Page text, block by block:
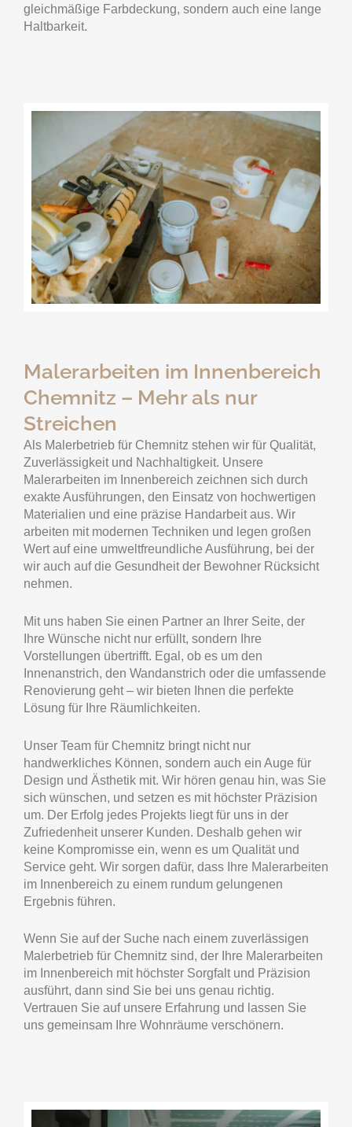
gleichmäßige Farbdeckung, sondern auch eine lange
Haltbarkeit.
Malerarbeiten im Innenbereich
Chemnitz – Mehr als nur
Streichen
Als Malerbetrieb für Chemnitz stehen wir für Qualität,
Zuverlässigkeit und Nachhaltigkeit. Unsere
Malerarbeiten im Innenbereich zeichnen sich durch
exakte Ausführungen, den Einsatz von hochwertigen
Materialien und eine präzise Handarbeit aus. Wir
arbeiten mit modernen Techniken und legen großen
Wert auf eine umweltfreundliche Ausführung, bei der
wir auch auf die Gesundheit der Bewohner Rücksicht
nehmen.
Mit uns haben Sie einen Partner an Ihrer Seite, der
Ihre Wünsche nicht nur erfüllt, sondern Ihre
Vorstellungen übertrifft. Egal, ob es um den
Innenanstrich, den Wandanstrich oder die umfassende
Renovierung geht – wir bieten Ihnen die perfekte
Lösung für Ihre Räumlichkeiten.
Unser Team für Chemnitz bringt nicht nur
handwerkliches Können, sondern auch ein Auge für
Design und Ästhetik mit. Wir hören genau hin, was Sie
sich wünschen, und setzen es mit höchster Präzision
um. Der Erfolg jedes Projekts liegt für uns in der
Zufriedenheit unserer Kunden. Deshalb gehen wir
keine Kompromisse ein, wenn es um Qualität und
Service geht. Wir sorgen dafür, dass Ihre Malerarbeiten
im Innenbereich zu einem rundum gelungenen
Ergebnis führen.
Wenn Sie auf der Suche nach einem zuverlässigen
Malerbetrieb für Chemnitz sind, der Ihre Malerarbeiten
im Innenbereich mit höchster Sorgfalt und Präzision
ausführt, dann sind Sie bei uns genau richtig.
Vertrauen Sie auf unsere Erfahrung und lassen Sie
uns gemeinsam Ihre Wohnräume verschönern.